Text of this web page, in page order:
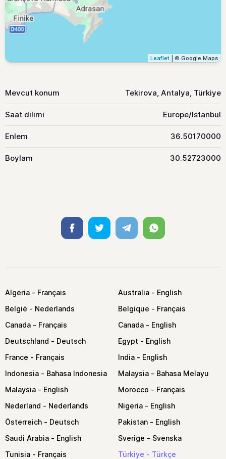
Leaflet | © Google Maps
Mevcut konum Tekirova, Antalya, Türkiye
Saat dilimi Europe/Istanbul
Enlem 36.50170000
Boylam 30.52723000
FacebookTwitter TelegramWhatsapp
Algeria
Australia
België
Belgique
Canada
Canada
Deutschland
Egypt
France
India
Indonesia
Malaysia
Malaysia
Morocco
Nederland
Nigeria
Österreich
Pakistan
Saudi Arabia
Sverige
Tunisia
Türkiye